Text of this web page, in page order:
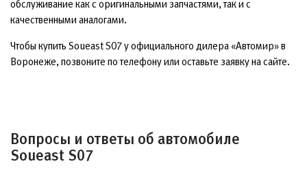
обслуживание как с оригинальными запчастями, так и с
качественными аналогами.
Чтобы купить Soueast S07 у официального дилера «Автомир» в
Воронеже, позвоните по телефону или оставьте заявку на сайте.
Вопросы и ответы об автомобиле
Soueast S07